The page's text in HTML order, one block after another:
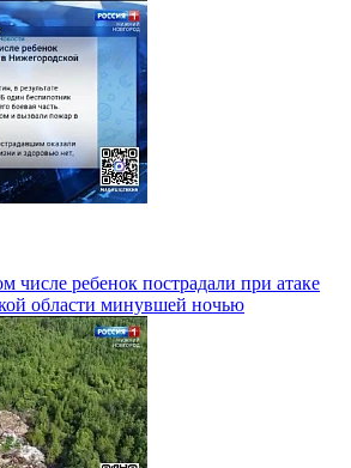
числе ребенок пострадали при атаке
области минувшей ночью